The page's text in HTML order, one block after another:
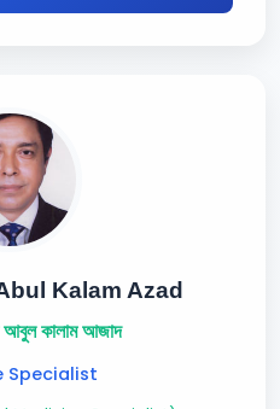
Kalam Azad
আবুল কালাম আজাদ
Specialist